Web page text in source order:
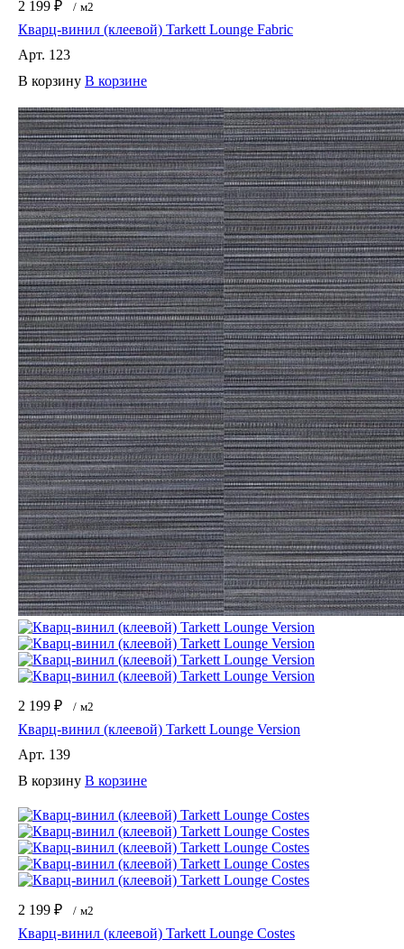
2 199 ₽ / м2
Кварц-винил (клеевой) Tarkett Lounge Fabric
Арт. 123
В корзину В корзине
2 199 ₽ / м2
Кварц-винил (клеевой) Tarkett Lounge Version
Арт. 139
В корзину В корзине
2 199 ₽ / м2
Кварц-винил (клеевой) Tarkett Lounge Costes